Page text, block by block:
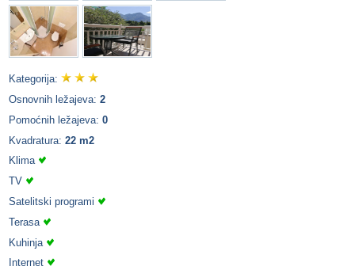
Kategorija:
Osnovnih ležajeva: 2
Pomoćnih ležajeva: 0
Kvadratura: 22 m2
Klima
TV
Satelitski programi
Terasa
Kuhinja
Internet